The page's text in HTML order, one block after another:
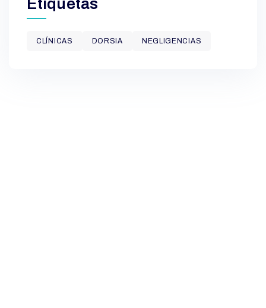
Etiquetas
CLÍNICAS DORSIA NEGLIGENCIAS